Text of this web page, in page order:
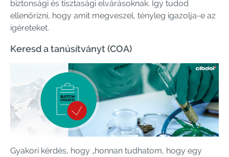
biztonsági és tisztasági elvárásoknak. Így tudod
ellenőrizni, hogy amit megveszel, tényleg igazolja-e az
ígéreteket.
Keresd a tanúsítványt (COA)
Gyakori kérdés, hogy „honnan tudhatom, hogy egy